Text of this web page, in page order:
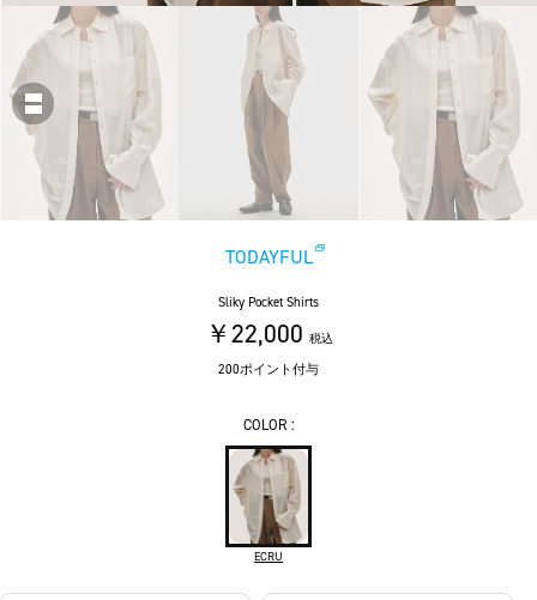
TODAYFUL
Sliky Pocket Shirts
￥22,000 税込
200ポイント付与
COLOR :
ECRU